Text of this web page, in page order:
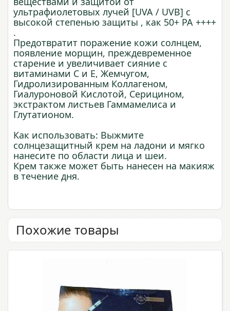
ультрафиолетовых лучей [UVA / UVB] с
высокой степенью защиты , как 50+ PA ++++
.
Предотвратит поражение кожи солнцем,
появление морщин, преждевременное
старение и увеличивает сияние с
витаминами С и Е, Жемчугом,
Гидролизированным Коллагеном,
Гиалуроновой Кислотой, Серицином,
экстрактом листьев Гаммамелиса и
Глутатионом.
Как использовать: Выжмите
солнцезащитный крем на ладони и мягко
нанесите по области лица и шеи.
Крем также может быть нанесен на макияж
в течение дня.
Похожие товары